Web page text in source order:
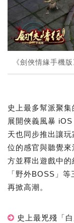
《劍俠情緣手機
史上最多幫派聚
展開俠義風暴
天也同步推出讓
位的感官與聽覺
方並釋出遊戲中的
「野外BOSS」
再掀高潮。
史上最兇殘「